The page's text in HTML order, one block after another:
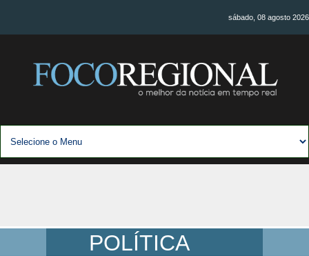
sábado, 08 agosto 2026
POLÍTICA